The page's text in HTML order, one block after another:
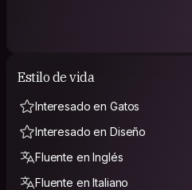
Estilo de vida
Interesado en Gatos
Interesado en Diseño
Fluente en Inglés
Fluente en Italiano